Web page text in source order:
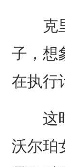
克里
子，想
在执行
这时
沃尔珀